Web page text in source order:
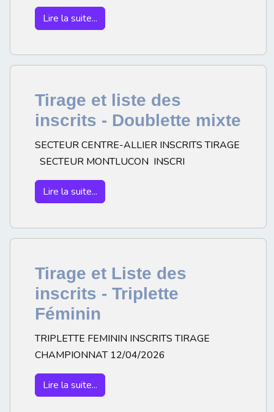
Lire la suite...
Tirage et liste des
inscrits - Doublette mixte
SECTEUR CENTRE-ALLIER INSCRITS TIRAGE
SECTEUR MONTLUCON INSCRI
Lire la suite...
Tirage et Liste des
inscrits - Triplette
Féminin
TRIPLETTE FEMININ INSCRITS TIRAGE
CHAMPIONNAT 12/04/2026
Lire la suite...